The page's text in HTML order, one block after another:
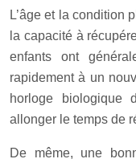
L’âge et la condition
la capacité à
enfants ont
rapidement à un
horloge biologique
allonger le temps de
De même, une